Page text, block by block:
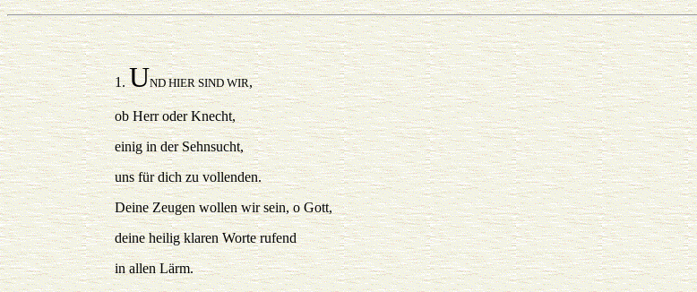
1.UND HIER SIND WIR,
ob Herr oder Knecht,
einig in der Sehnsucht,
uns für dich zu vollenden.
Deine Zeugen wollen wir sein, o Gott,
deine heilig klaren Worte rufend
in allen Lärm.